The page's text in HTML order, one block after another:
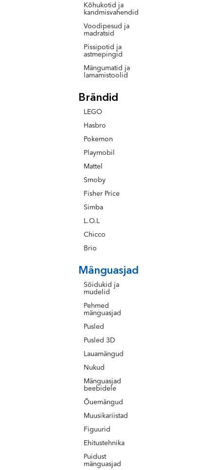
Kõhukotid ja
kandmisvahendid
Voodipesud ja
madratsid
Pissipotid ja
astmepingid
Mängumatid ja
lamamistoolid
Brändid
LEGO
Hasbro
Pokemon
Playmobil
Mattel
Smoby
Fisher Price
Simba
L.O.L
Chicco
Brio
Mänguasjad
Sõidukid ja
mudelid
Pehmed
mänguasjad
Pusled
Pusled 3D
Lauamängud
Nukud
Mänguasjad
beebidele
Õuemängud
Muusikariistad
Figuurid
Ehitustehnika
Puidust
mänguasjad